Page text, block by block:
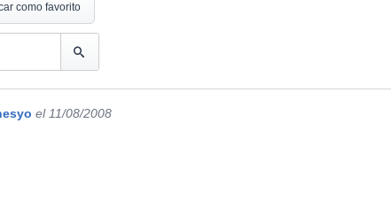
como favorito
el 11/08/2008